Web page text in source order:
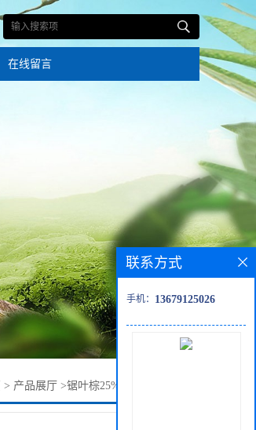
在线留言
> 产品展厅 >锯叶棕25% CAS 84604-15-9
联系方式
手机： 13679125026